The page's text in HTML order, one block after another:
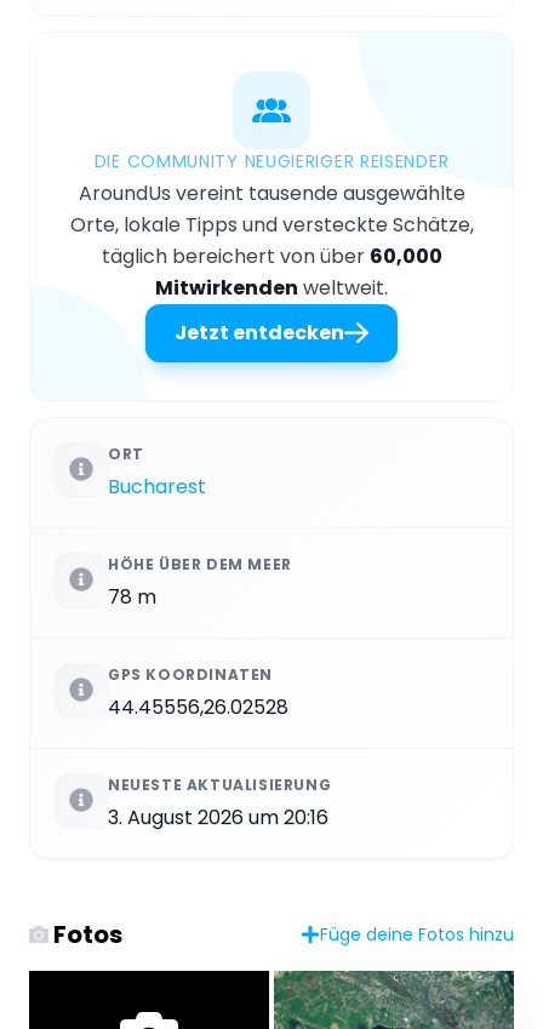
DIE COMMUNITY NEUGIERIGER REISENDER
AroundUs vereint tausende ausgewählte
Orte, lokale Tipps und versteckte Schätze,
täglich bereichert von über 60,000
Mitwirkenden weltweit.
Jetzt entdecken
ORT
Bucharest
HÖHE ÜBER DEM MEER
78 m
GPS KOORDINATEN
44.45556,26.02528
NEUESTE AKTUALISIERUNG
3. August 2026 um 20:16
Fotos Füge deine Fotos hinzu